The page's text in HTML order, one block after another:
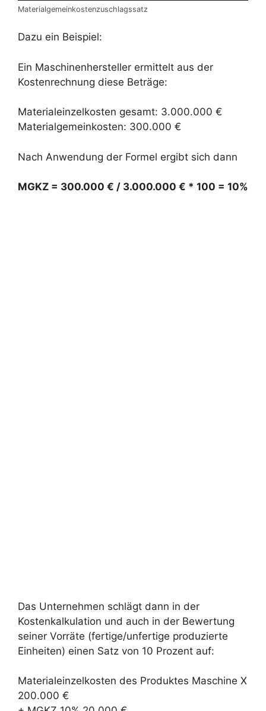
Materialgemeinkostenzuschlagssatz
Dazu ein Beispiel:
Ein Maschinenhersteller ermittelt aus der
Kostenrechnung diese Beträge:
Materialeinzelkosten gesamt: 3.000.000 €
Materialgemeinkosten: 300.000 €
Nach Anwendung der Formel ergibt sich dann
MGKZ = 300.000 € / 3.000.000 € * 100 = 10%
Das Unternehmen schlägt dann in der
Kostenkalkulation und auch in der Bewertung
seiner Vorräte (fertige/unfertige produzierte
Einheiten) einen Satz von 10 Prozent auf:
Materialeinzelkosten des Produktes Maschine X
200.000 €